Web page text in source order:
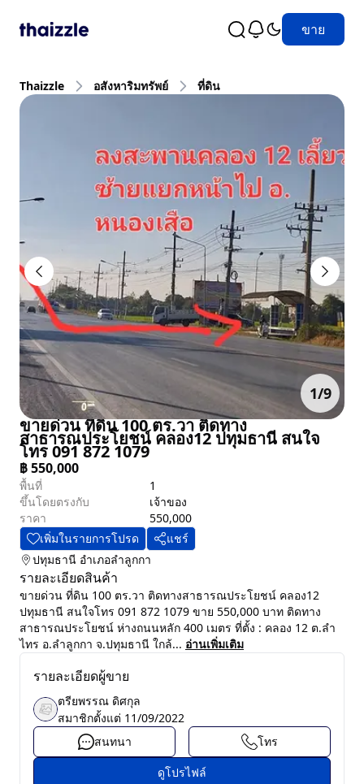
ขาย
Thaizzle อสังหาริมทรัพย์ ที่ดิน
1/9
ขายด่วน ที่ดิน 100 ตร.วา ติดทาง
สาธารณประโยชน์ คลอง12 ปทุมธานี สนใจ
โทร 091 872 1079
฿550,000
พื้นที่
1
ขึ้นโดยตรงกับ
เจ้าของ
ราคา
550,000
เพิ่มในรายการโปรด
แชร์
ปทุมธานี อำเภอลำลูกกา
รายละเอียดสินค้า
ขายด่วน ที่ดิน 100 ตร.วา ติดทางสาธารณประโยชน์ คลอง12
ปทุมธานี สนใจโทร 091 872 1079 ขาย 550,000 บาท ติดทาง
สาธารณประโยชน์ ห่างถนนหลัก 400 เมตร ที่ตั้ง : คลอง 12 ต.ลำ
ไทร อ.ลำลูกกา จ.ปทุมธานี ใกล้... อ่านเพิ่มเติม
รายละเอียดผู้ขาย
ตรียพรรณ ดิศกุล
สมาชิกตั้งแต่ 11/09/2022
สนทนา
โทร
ดูโปรไฟล์